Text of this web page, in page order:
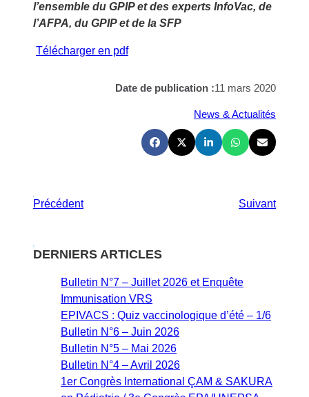
l’ensemble du GPIP et des experts InfoVac, de
l’AFPA, du GPIP et de la SFP
Télécharger en pdf
Date de publication :11 mars 2020
News & Actualités
Précédent Suivant
DERNIERS ARTICLES
Bulletin N°7 – Juillet 2026 et Enquête
Immunisation VRS
EPIVACS : Quiz vaccinologique d’été – 1/6
Bulletin N°6 – Juin 2026
Bulletin N°5 – Mai 2026
Bulletin N°4 – Avril 2026
1er Congrès International ÇAM & SAKURA